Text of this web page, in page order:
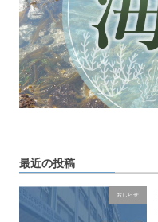
最近の投稿
おしらせ